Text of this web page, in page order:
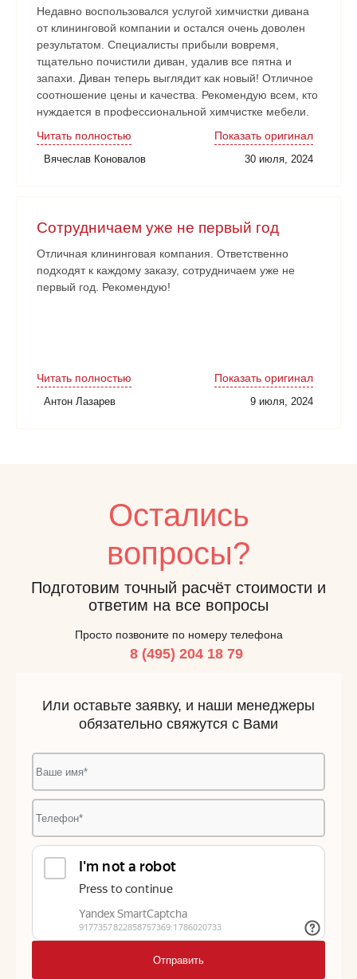
Недавно воспользовался услугой химчистки дивана
от клининговой компании и остался очень доволен
результатом. Специалисты прибыли вовремя,
тщательно почистили диван, удалив все пятна и
запахи. Диван теперь выглядит как новый! Отличное
соотношение цены и качества. Рекомендую всем, кто
нуждается в профессиональной химчистке мебели.
Читать полностью
Показать оригинал
Вячеслав Коновалов 30 июля, 2024
Сотрудничаем уже не первый год
Отличная клининговая компания. Ответственно
подходят к каждому заказу, сотрудничаем уже не
первый год. Рекомендую!
Читать полностью Показать оригинал
Антон Лазарев 9 июля, 2024
Остались
вопросы?
Подготовим точный расчёт стоимости и
ответим на все вопросы
Просто позвоните по номеру телефона
8 (495) 204 18 79
Или оставьте заявку, и наши менеджеры
обязательно свяжутся с Вами
Отправить